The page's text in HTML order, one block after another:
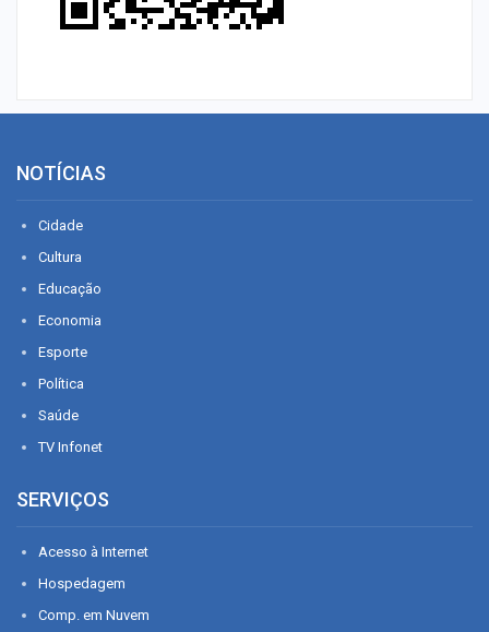
NOTÍCIAS
Cidade
Cultura
Educação
Economia
Esporte
Política
Saúde
TV Infonet
SERVIÇOS
Acesso à Internet
Hospedagem
Comp. em Nuvem